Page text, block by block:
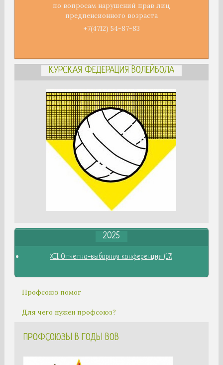
по вопросам нарушений прав лиц
предпенсионного возраста
+7(4712) 54-87-83
КУРСКАЯ ФЕДЕРАЦИЯ ВОЛЕЙБОЛА
2025
XII Отчетно-выборная конференция (17)
Профсоюз помог
Для чего нужен профсоюз?
ПРОФСОЮЗЫ В ГОДЫ ВОВ